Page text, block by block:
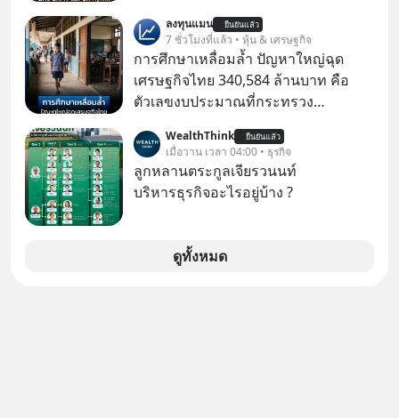
ตามมาคือ โทรศัพท์ของเขากลายเป็น
ความเงียบสนิทนานถึง 14 เดือนเต็ม แต่
ความเงียบและ "ไฟแดง" ในวันนั้นกลับ
กลายเป็นการถอยหลังเพื่อตั้งหลัก จนส่ง
ให้เขาก้าวขึ้นไปยืนถือรางวัลออสการ์
ในบทบาทที่เปลี่ยนชีวิตเขาไปตลอดกาล
ใน MM EP. นี้ เราจะมาร่วมถอดรหัส
และปรับวิธีคิดกันว่า Greenlight (ไฟ
เขียว) จะสร้างมันขึ้นมาล่วงหน้าด้วย
สัญญาณเตือน และชะลอตัวอย่างมีสติ
บริษัทอันดับ 1 ในไต้หวันมานานแล้ว
ลงทุนแมน ยืนยันแล้ว
7 ชั่วโมงที่แล้ว • หุ้น & เศรษฐกิจ
การศึกษาเหลื่อมล้ำ ปัญหาใหญ่ฉุด
เศรษฐกิจไทย 340,584 ล้านบาท คือ
ตัวเลขงบประมาณที่กระทรวง
รายจ่ายประจำปี 2568 ซึ่งมากที่สุดเป็น
อันดับ 2 รองจากกระทรวงการคลัง
WealthThink ยืนยันแล้ว
เมื่อวาน เวลา 04:00 • ธุรกิจ
ลูกหลานตระกูลเจียรวนนท์
บริหารธุรกิจอะไรอยู่บ้าง ?
ดูทั้งหมด